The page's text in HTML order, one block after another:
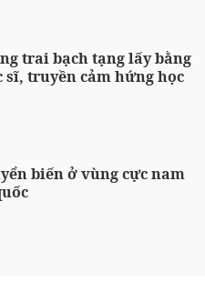
trai bạch tạng lấy bằng
sĩ, truyền cảm hứng học
biến ở vùng cực nam